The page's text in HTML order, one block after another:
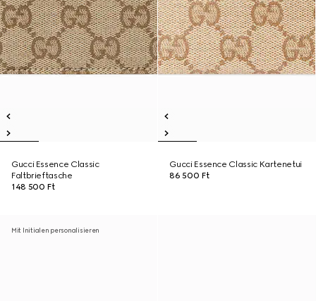
Gucci Essence Classic
Faltbrieftasche
148 500 Ft
Gucci Essence Classic Kartenetui
86 500 Ft
Mit Initialen personalisieren